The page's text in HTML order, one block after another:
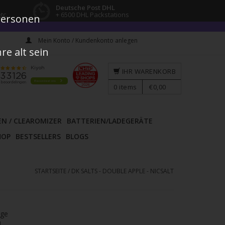
Deutsche Post DHL
+ 6500 DHL Packstations
Mein Konto / Kundenkonto anlegen
/ CLEAROMIZER
BATTERIEN/LADEGERÄTE
BESTSELLERS BLOGS
IHR WARENKORB
0 items €0,00
STARTSEITE / DK SALTS - DOUBLE APPLE - NICSALT
alt sein